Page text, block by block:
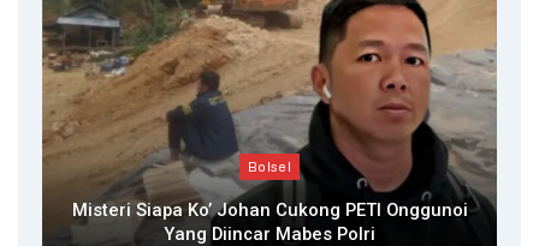
Bolsel
Misteri Siapa Ko’ Johan Cukong PETI Onggunoi
Yang Diincar Mabes Polri